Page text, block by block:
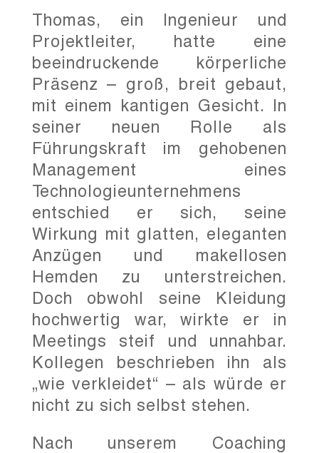
Thomas, ein Ingenieur und
Projektleiter, hatte eine
beeindruckende körperliche
Präsenz – groß, breit gebaut,
mit einem kantigen Gesicht. In
seiner neuen Rolle als
Führungskraft im gehobenen
Management eines
Technologieunternehmens
entschied er sich, seine
Wirkung mit glatten, eleganten
Anzügen und makellosen
Hemden zu unterstreichen.
Doch obwohl seine Kleidung
hochwertig war, wirkte er in
Meetings steif und unnahbar.
Kollegen beschrieben ihn als
„wie verkleidet“ – als würde er
nicht zu sich selbst stehen.
Nach unserem Coaching